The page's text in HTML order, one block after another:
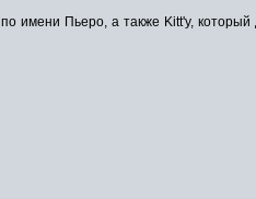
по имени Пьеро, а также Kitt'у,